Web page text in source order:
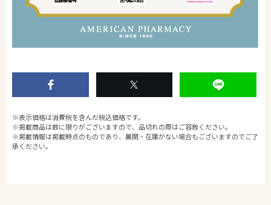
※表示価格は消費税を含んだ税込価格です。
※掲載商品は数に限りがございますので、品切れの際はご容赦ください。
※掲載情報は掲載時点のものであり、展開・在庫がない場合もございますのでご了
承ください。